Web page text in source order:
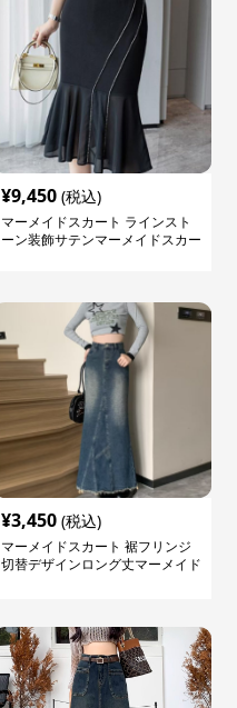
¥9,450 (税込)
マーメイドスカート ラインスト
ーン装飾サテンマーメイドスカー
¥3,450 (税込)
マーメイドスカート 裾フリンジ
切替デザインロング丈マーメイド